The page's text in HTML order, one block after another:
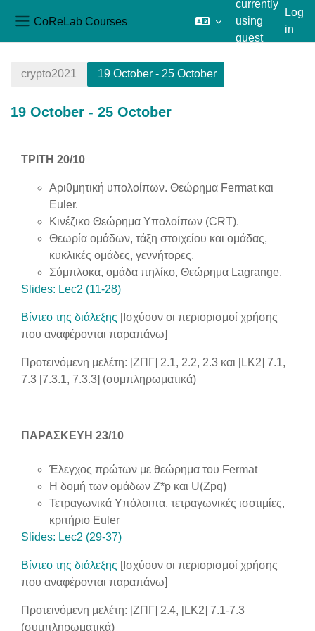
CoReLab Courses
currently
using
guest
Log
in
crypto2021 19 October - 25 October
19 October - 25 October
Section outline
ΤΡΙΤΗ 20/10
Αριθμητική υπολοίπων. Θεώρημα Fermat και
Euler.
Κινέζικο Θεώρημα Υπολοίπων (CRT).
Θεωρία ομάδων, τάξη στοιχείου και ομάδας,
κυκλικές ομάδες, γεννήτορες.
Σύμπλοκα, ομάδα πηλίκο, Θεώρημα Lagrange.
Slides: Lec2 (11-28)
Βίντεο της διάλεξης [Ισχύουν οι περιορισμοί χρήσης
που αναφέρονται παραπάνω]
Προτεινόμενη μελέτη: [ΖΠΓ] 2.1, 2.2, 2.3 και [LK2] 7.1,
7.3 [7.3.1, 7.3.3] (συμπληρωματικά)
ΠΑΡΑΣΚΕΥΗ 23/10
Έλεγχος πρώτων με θεώρημα του Fermat
Η δομή των ομάδων Z*p και U(Zpq)
Τετραγωνικά Υπόλοιπα, τετραγωνικές ισοτιμίες,
κριτήριο Euler
Slides: Lec2 (29-37)
Βίντεο της διάλεξης [Ισχύουν οι περιορισμοί χρήσης
που αναφέρονται παραπάνω]
Προτεινόμενη μελέτη: [ΖΠΓ] 2.4, [LK2] 7.1-7.3
(συμπληρωματικά)